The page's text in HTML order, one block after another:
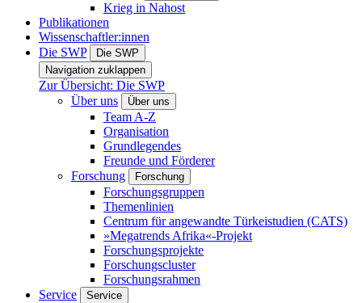
Krieg in Nahost
Publikationen
Wissenschaftler:innen
Die SWP
Die SWP
Navigation zuklappen
Zur Übersicht: Die SWP
Über uns
Über uns
Team A-Z
Organisation
Grundlegendes
Freunde und Förderer
Forschung
Forschung
Forschungsgruppen
Themenlinien
Centrum für angewandte Türkeistudien (CATS)
»Megatrends Afrika«-Projekt
Forschungsprojekte
Forschungscluster
Forschungsrahmen
Service
Service